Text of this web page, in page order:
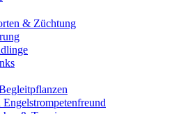
& Züchtung